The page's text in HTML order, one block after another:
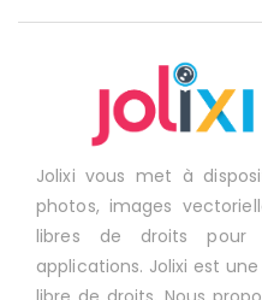
Jolixi vous met à
photos, images
libres de droits pour
applications. Jolixi est